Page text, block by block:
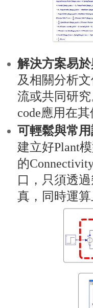
Password
解決方案易
及相關分析
流或共同研
code應用在
可輕鬆與常
建立好Plant
的
口，只須透
真，同時運